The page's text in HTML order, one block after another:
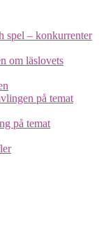
spel – konkurrenter
om läslovets
på temat
på temat